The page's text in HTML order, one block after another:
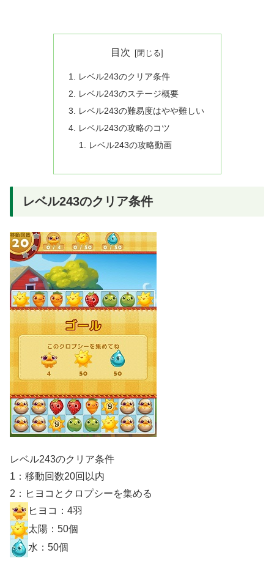
目次
レベル243のクリア条件
レベル243のステージ概要
レベル243の難易度はやや難しい
レベル243の攻略のコツ
レベル243の攻略動画
レベル243のクリア条件
レベル243のクリア条件
1：移動回数20回以内
2：ヒヨコとクロプシーを集める
ヒヨコ：4羽
太陽：50個
水：50個